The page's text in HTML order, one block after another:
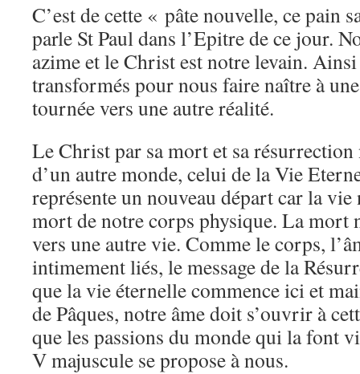
C’est de cette « pâte nouvelle, ce pain
parle St Paul dans l’Epitre de ce jour.
azime et le Christ est notre levain.
transformés pour nous faire naître à
tournée vers une autre réalité.
Le Christ par sa mort et sa résurrection
d’un autre monde, celui de la Vie
représente un nouveau départ car la vie
mort de notre corps physique. La mort
vers une autre vie. Comme le corps,
intimement liés, le message de la
que la vie éternelle commence ici et
de Pâques, notre âme doit s’ouvrir à
que les passions du monde qui la font
V majuscule se propose à nous.